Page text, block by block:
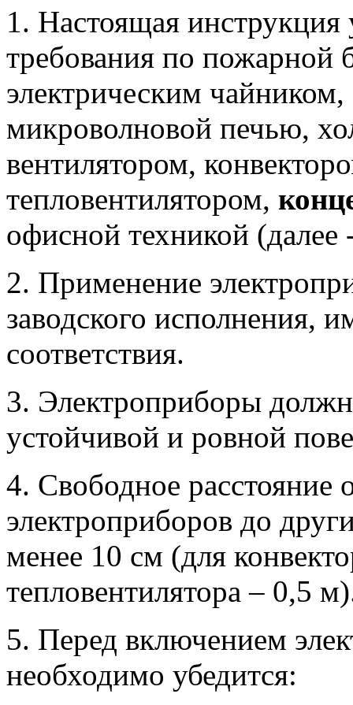
1. Настоящая инструкция
требования по пожарной
электрическим
микроволновой печью,
вентилятором,
тепловентилятором,
офисной техникой
2. Применение
заводского исполнения,
соответствия.
3. Электроприборы
устойчивой и ровной
4. Свободное расстояние
электроприборов до
менее 10 см (для
тепловентилятора – 0,5
5. Перед включением
необходимо убедится: